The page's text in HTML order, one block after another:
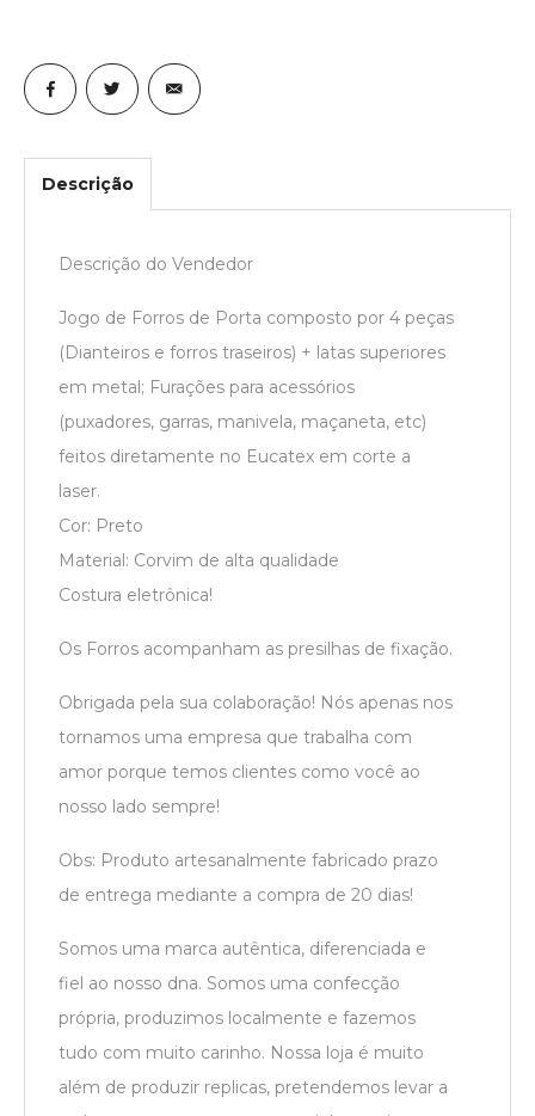
Descrição
Descrição do Vendedor
Jogo de Forros de Porta composto por 4 peças
(Dianteiros e forros traseiros) + latas superiores
em metal; Furações para acessórios
(puxadores, garras, manivela, maçaneta, etc)
feitos diretamente no Eucatex em corte a
laser.
Cor: Preto
Material: Corvim de alta qualidade
Costura eletrônica!
Os Forros acompanham as presilhas de fixação.
Obrigada pela sua colaboração! Nós apenas nos
tornamos uma empresa que trabalha com
amor porque temos clientes como você ao
nosso lado sempre!
Obs: Produto artesanalmente fabricado prazo
de entrega mediante a compra de 20 dias!
Somos uma marca autêntica, diferenciada e
fiel ao nosso dna. Somos uma confecção
própria, produzimos localmente e fazemos
tudo com muito carinho. Nossa loja é muito
além de produzir replicas, pretendemos levar a